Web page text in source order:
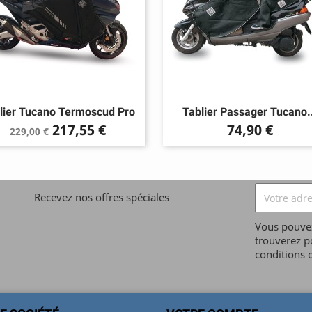
Tucano Termoscud Pro
Prix
de
229,00 € Prix
217,55 €
Tablier Passager
Prix
74,90 €
Recevez nos offres spéciales
Vous
trouverez
conditions